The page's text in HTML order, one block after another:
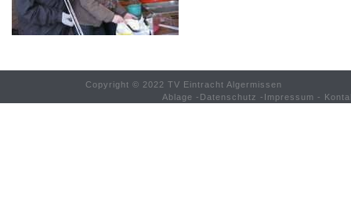
Copyright © 2022 TV Eintracht Algermissen
Ablage - Datenschutz - Impressum -